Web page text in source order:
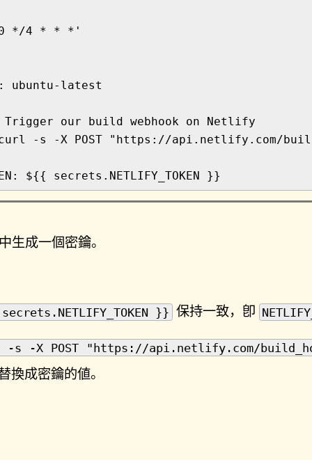
*/4 * * *'
ubuntu-latest
Trigger our build webhook on Netlify
-s -X POST "https://api.netlify.com/
: ${{ secrets.NETLIFY_TOKEN }}
生成一個密鑰。
}} 保持一致，卽
s -X POST "https://api.netlify.com/
換成密鑰的値。